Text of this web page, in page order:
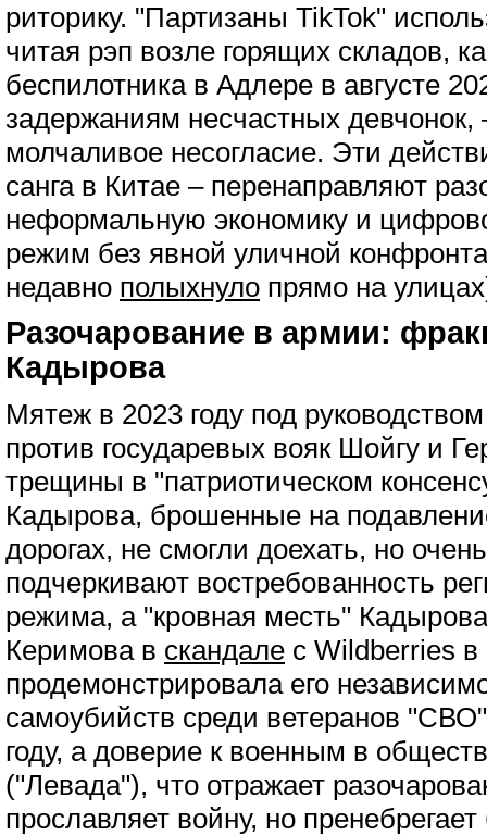
риторику. "Партизаны TikTok"
читая рэп возле горящих складов,
беспилотника в Адлере в августе
задержаниям несчастных
молчаливое несогласие. Эти
санга в Китае – перенаправляют
неформальную экономику и
режим без явной уличной
недавно полыхнуло прямо на
Разочарование в армии:
Кадырова
Мятеж в 2023 году под
против государевых вояк Шойгу и
трещины в "патриотическом
Кадырова, брошенные на
дорогах, не смогли доехать, но
подчеркивают востребованность
режима, а "кровная месть"
Керимова в скандале с Wildberries в
продемонстрировала его
самоубийств среди ветеранов
году, а доверие к военным в
("Левада"), что отражает
прославляет войну, но